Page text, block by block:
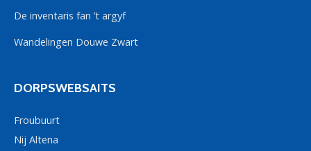
De inventaris fan ’t argyf
Wandelingen Douwe Zwart
DORPSWEBSAITS
Froubuurt
Nij Altena